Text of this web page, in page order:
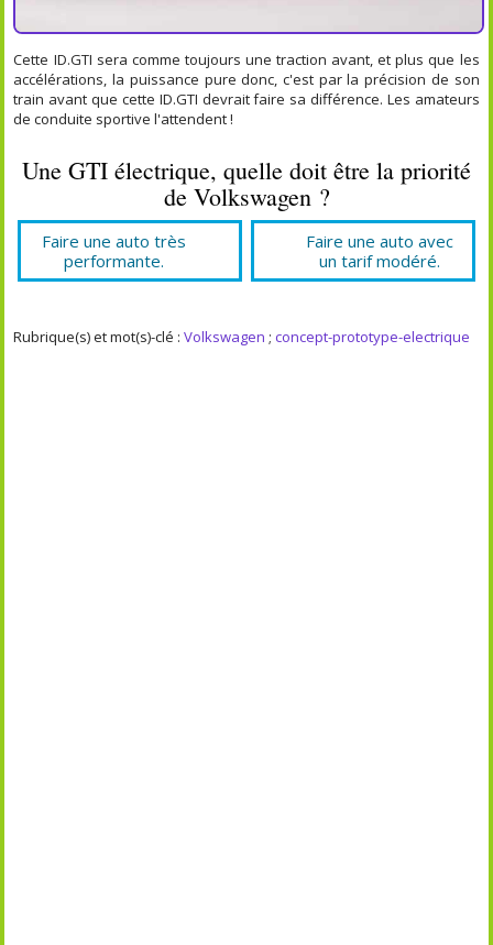
Cette ID.GTI sera comme toujours une traction avant, et plus que les
accélérations, la puissance pure donc, c'est par la précision de son
train avant que cette ID.GTI devrait faire sa différence. Les amateurs
de conduite sportive l'attendent !
Une GTI électrique, quelle doit être la priorité
de Volkswagen ?
Faire une auto très
performante.
Faire une auto avec
un tarif modéré.
Rubrique(s) et mot(s)-clé :Volkswagen ;concept-prototype-electrique